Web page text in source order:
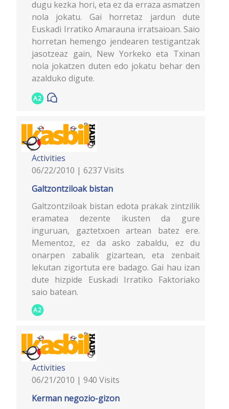
dugu kezka hori, eta ez da erraza asmatzen
nola jokatu. Gai horretaz jardun dute
Euskadi Irratiko Amarauna irratsaioan. Saio
horretan hemengo jendearen testigantzak
jasotzeaz gain, New Yorkeko eta Txinan
nola jokatzen duten edo jokatu behar den
azalduko digute.
A2
Activities
06/22/2010 | 6237 Visits
Galtzontziloak bistan
Galtzontziloak bistan edota prakak zintzilik
eramatea dezente ikusten da gure
inguruan, gaztetxoen artean batez ere.
Mementoz, ez da asko zabaldu, ez du
onarpen zabalik gizartean, eta zenbait
lekutan zigortuta ere badago. Gai hau izan
dute hizpide Euskadi Irratiko Faktoriako
saio batean.
A2
Activities
06/21/2010 | 940 Visits
Kerman negozio-gizon